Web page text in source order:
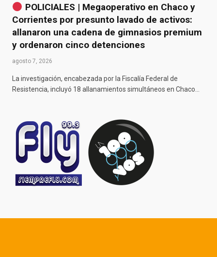
POLICIALES | Megaoperativo en Chaco y
Corrientes por presunto lavado de activos:
allanaron una cadena de gimnasios premium
y ordenaron cinco detenciones
agosto 7, 2026
La investigación, encabezada por la Fiscalía Federal de
Resistencia, incluyó 18 allanamientos simultáneos en Chaco…